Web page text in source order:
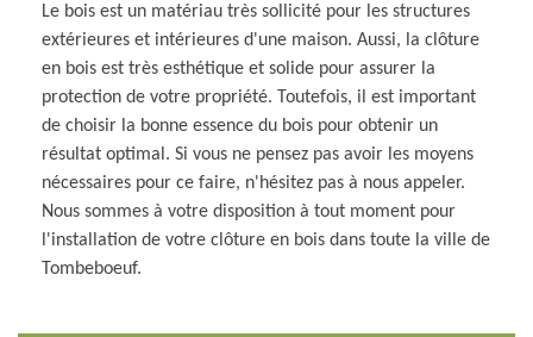
Le bois est un matériau très sollicité pour les structures
extérieures et intérieures d'une maison. Aussi, la clôture
en bois est très esthétique et solide pour assurer la
protection de votre propriété. Toutefois, il est important
de choisir la bonne essence du bois pour obtenir un
résultat optimal. Si vous ne pensez pas avoir les moyens
nécessaires pour ce faire, n'hésitez pas à nous appeler.
Nous sommes à votre disposition à tout moment pour
l'installation de votre clôture en bois dans toute la ville de
Tombeboeuf.